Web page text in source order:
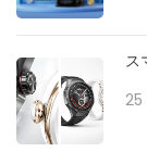
ス
25